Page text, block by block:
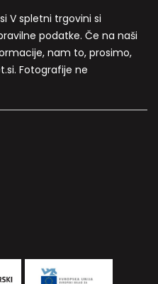
V spletni trgovini si
podatke. Če na naši
nam to, prosimo,
Fotografije ne